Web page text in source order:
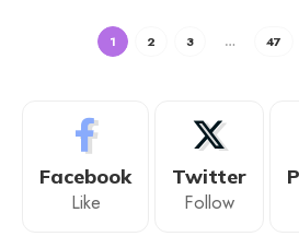
1 2 3 … 47
Facebook
Like
Twitter
Follow